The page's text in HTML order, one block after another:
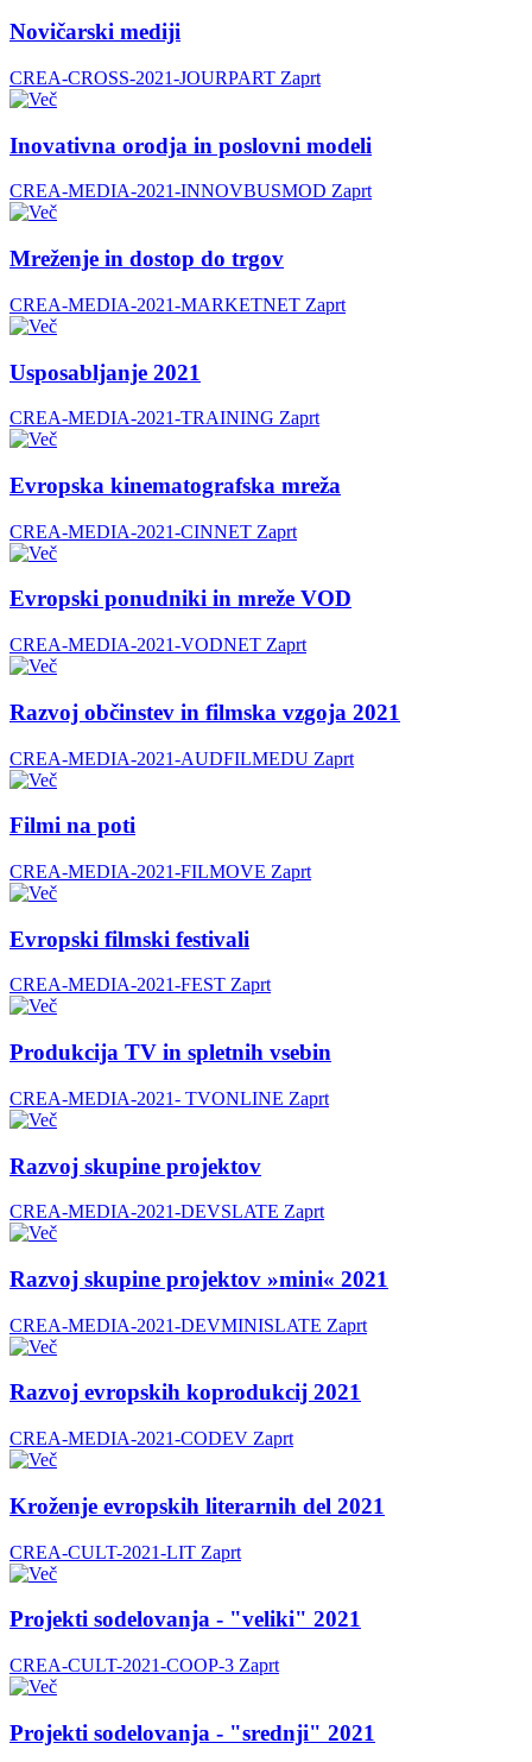
Novičarski mediji
CREA-CROSS-2021-JOURPART Zaprt
Inovativna orodja in poslovni modeli
CREA-MEDIA-2021-INNOVBUSMOD Zaprt
Mreženje in dostop do trgov
CREA-MEDIA-2021-MARKETNET Zaprt
Usposabljanje 2021
CREA-MEDIA-2021-TRAINING Zaprt
Evropska kinematografska mreža
CREA-MEDIA-2021-CINNET Zaprt
Evropski ponudniki in mreže VOD
CREA-MEDIA-2021-VODNET Zaprt
Razvoj občinstev in filmska vzgoja 2021
CREA-MEDIA-2021-AUDFILMEDU Zaprt
Filmi na poti
CREA-MEDIA-2021-FILMOVE Zaprt
Evropski filmski festivali
CREA-MEDIA-2021-FEST Zaprt
Produkcija TV in spletnih vsebin
CREA-MEDIA-2021- TVONLINE Zaprt
Razvoj skupine projektov
CREA-MEDIA-2021-DEVSLATE Zaprt
Razvoj skupine projektov »mini« 2021
CREA-MEDIA-2021-DEVMINISLATE Zaprt
Razvoj evropskih koprodukcij 2021
CREA-MEDIA-2021-CODEV Zaprt
Kroženje evropskih literarnih del 2021
CREA-CULT-2021-LIT Zaprt
Projekti sodelovanja - "veliki" 2021
CREA-CULT-2021-COOP-3 Zaprt
Projekti sodelovanja - "srednji" 2021